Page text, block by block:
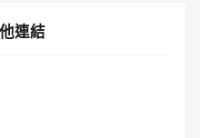
連結